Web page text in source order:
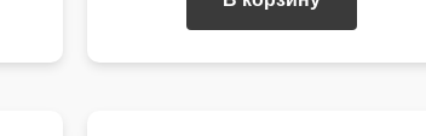
имеет
вариаций.